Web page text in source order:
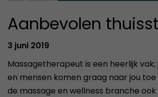
Aanbevolen
3 juni 2019
Massagetherapeut is een heerlijk
en mensen komen graag naar jou
de massage en wellness branche